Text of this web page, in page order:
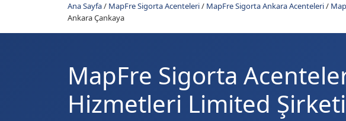
Ana Sayfa/ MapFre Sigorta Acenteleri/ MapFre Sigorta Ankara Acenteleri/
Ankara Çankaya
MapFre Sigorta
Hizmetleri Limited Şirketi